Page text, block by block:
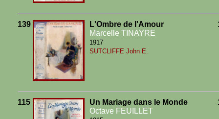
139
L'Ombre de l'Amour
Marcelle TINAYRE
1917
SUTCLIFFE John E.
115
Un Mariage dans le Monde
Octave FEUILLET